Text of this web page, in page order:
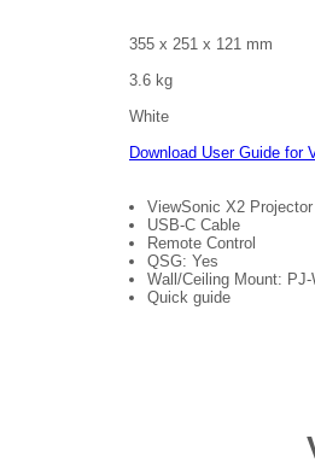
355 x 251 x 121 mm
3.6 kg
White
Download User Guide for
ViewSonic X2 Projector
USB-C Cable
Remote Control
QSG: Yes
Wall/Ceiling Mount:
Quick guide